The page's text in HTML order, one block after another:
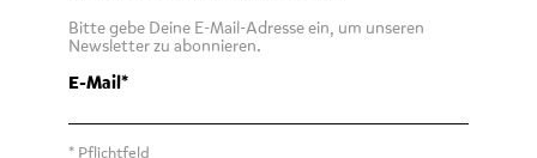
Bitte gebe Deine E-Mail-Adresse ein, um unseren
Newsletter zu abonnieren.
E-Mail
* Pflichtfeld